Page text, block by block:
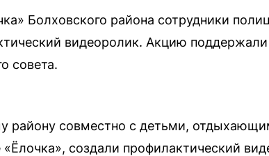
Болховского района сотрудники
видеоролик. Акцию поддержали
совета.
району совместно с детьми,
создали профилактический